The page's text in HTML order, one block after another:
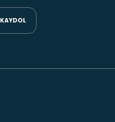
KAYDOL